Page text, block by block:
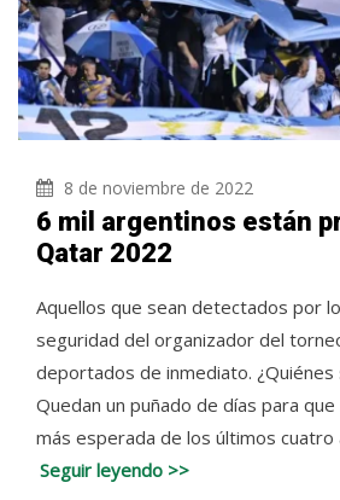
8 de noviembre de 2022
6 mil argentinos están
Qatar 2022
Aquellos que sean detectados por
seguridad del organizador del
deportados de inmediato. ¿Quiénes
Quedan un puñado de días para
más esperada de los últimos cuatro
Seguir leyendo >>